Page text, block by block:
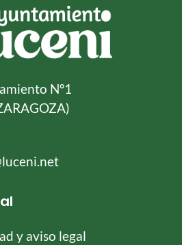
Nº1
y aviso legal